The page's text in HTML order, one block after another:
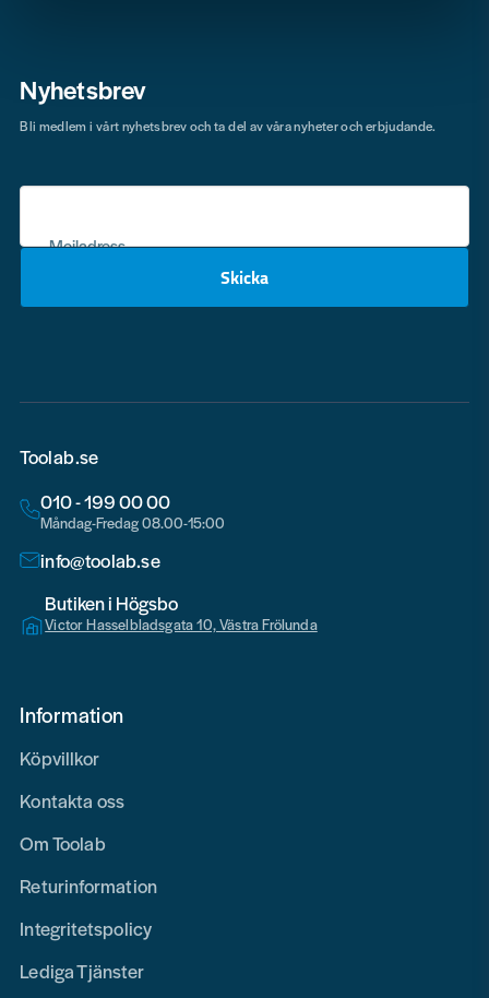
Nyhetsbrev
Mejladress
Skicka
Bli medlem i vårt nyhetsbrev och ta del av våra nyheter och erbjudande.
Toolab.se
010 - 199 00 00
Måndag-Fredag 08.00-15:00
info@toolab.se
Butiken i Högsbo
Victor Hasselbladsgata 10, Västra Frölunda
Information
Köpvillkor
Kontakta oss
Om Toolab
Returinformation
Integritetspolicy
Lediga Tjänster